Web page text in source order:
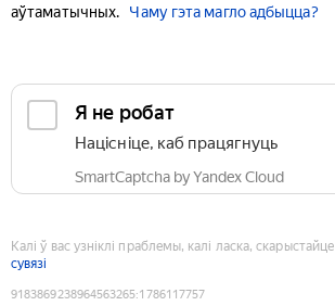
аўтаматычных.
Чаму гэта магло адбыцца?
Я не робат
Націсніце, каб працягнуць
SmartCaptcha by Yandex Cloud
Калі ў вас узніклі праблемы, калі ласка, скарыстайце
сувязі
9183869238964563265:1786117757